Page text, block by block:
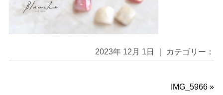
2023年 12月 1日 ｜ カテゴリー：
IMG_5966 »